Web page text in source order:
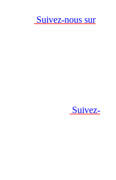
Suivez-nous sur
Suivez-